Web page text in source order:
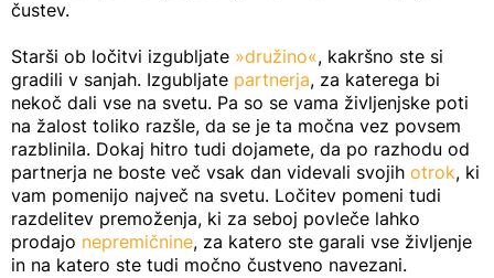
čustev.
Starši ob ločitvi izgubljate »družino«, kakršno ste si
gradili v sanjah. Izgubljate partnerja, za katerega bi
nekoč dali vse na svetu. Pa so se vama življenjske poti
na žalost toliko razšle, da se je ta močna vez povsem
razblinila. Dokaj hitro tudi dojamete, da po razhodu od
partnerja ne boste več vsak dan videvali svojih otrok, ki
vam pomenijo največ na svetu. Ločitev pomeni tudi
razdelitev premoženja, ki za seboj povleče lahko
prodajo nepremičnine, za katero ste garali vse življenje
in na katero ste tudi močno čustveno navezani.